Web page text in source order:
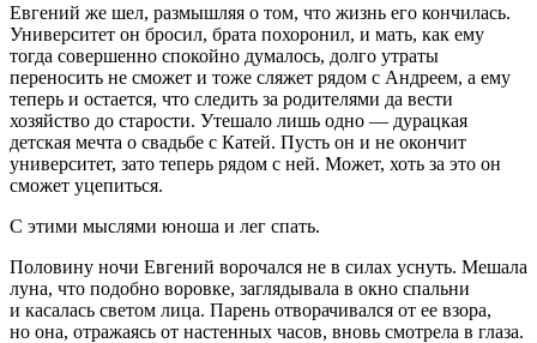
Евгений же шел, размышляя о том, что жизнь его кончилась.
Университет он бросил, брата похоронил, и мать, как ему
тогда совершенно спокойно думалось, долго утраты
переносить не сможет и тоже сляжет рядом с Андреем, а ему
теперь и остается, что следить за родителями да вести
хозяйство до старости. Утешало лишь одно — дурацкая
детская мечта о свадьбе с Катей. Пусть он и не окончит
университет, зато теперь рядом с ней. Может, хоть за это он
сможет уцепиться.
С этими мыслями юноша и лег спать.
Половину ночи Евгений ворочался не в силах уснуть. Мешала
луна, что подобно воровке, заглядывала в окно спальни
и касалась светом лица. Парень отворачивался от ее взора,
но она, отражаясь от настенных часов, вновь смотрела в глаза.